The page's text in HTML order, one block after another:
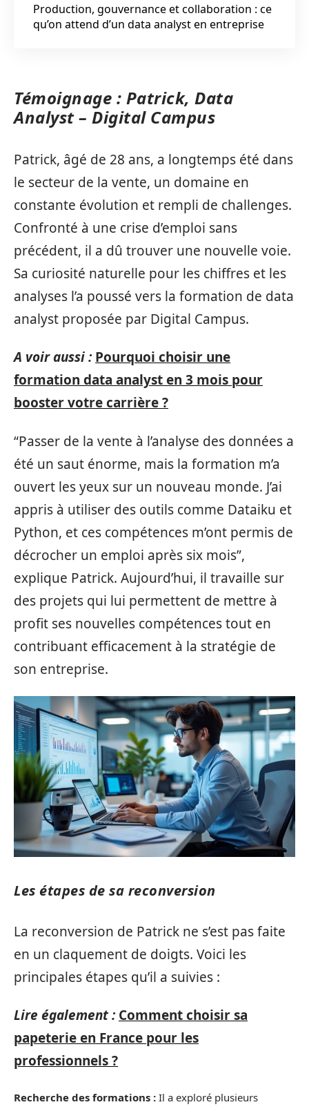
Production, gouvernance et collaboration : ce
qu’on attend d’un data analyst en entreprise
Témoignage : Patrick, Data
Analyst – Digital Campus
Patrick, âgé de 28 ans, a longtemps été dans
le secteur de la vente, un domaine en
constante évolution et rempli de challenges.
Confronté à une crise d’emploi sans
précédent, il a dû trouver une nouvelle voie.
Sa curiosité naturelle pour les chiffres et les
analyses l’a poussé vers la formation de data
analyst proposée par Digital Campus.
A voir aussi : Pourquoi choisir une
formation data analyst en 3 mois pour
booster votre carrière ?
“Passer de la vente à l’analyse des données a
été un saut énorme, mais la formation m’a
ouvert les yeux sur un nouveau monde. J’ai
appris à utiliser des outils comme Dataiku et
Python, et ces compétences m’ont permis de
décrocher un emploi après six mois”,
explique Patrick. Aujourd’hui, il travaille sur
des projets qui lui permettent de mettre à
profit ses nouvelles compétences tout en
contribuant efficacement à la stratégie de
son entreprise.
Les étapes de sa reconversion
La reconversion de Patrick ne s’est pas faite
en un claquement de doigts. Voici les
principales étapes qu’il a suivies :
Lire également : Comment choisir sa
papeterie en France pour les
professionnels ?
Recherche des formations : Il a exploré plusieurs